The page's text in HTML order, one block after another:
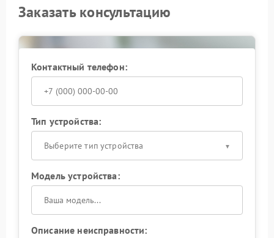
Заказать консультацию
Контактный телефон:
Тип устройства:
Выберите тип устройства
Модель устройства:
Описание неисправности: